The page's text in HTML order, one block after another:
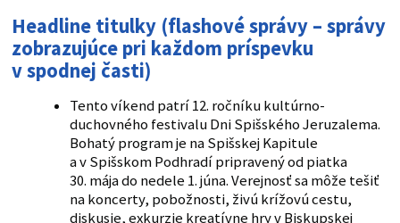
Headline titulky (flashové správy– správy
zobrazujúce pri každom príspevku
v spodnej časti)
Tento víkend patrí 12. ročníku kultúrno-
duchovného festivalu Dni Spišského Jeruzalema.
Bohatý program je na Spišskej Kapitule
a v Spišskom Podhradí pripravený od piatka
30. mája do nedele 1. júna. Verejnosť sa môže tešiť
na koncerty, pobožnosti, živú krížovú cestu,
diskusie, exkurzie kreatívne hry v Biskupskej